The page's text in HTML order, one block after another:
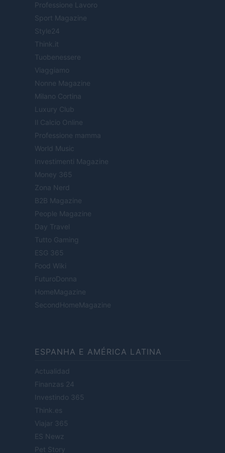
Professione Lavoro
Sport Magazine
Style24
Think.it
Tuobenessere
Viaggiamo
Nonne Magazine
Milano Cortina
Luxury Club
Il Calcio Online
Professione mamma
World Music
Investimenti Magazine
Money 365
Zona Nerd
B2B Magazine
People Magazine
Day Travel
Tutto Gaming
ESG 365
Food Wiki
FuturoDonna
HomeMagazine
SecondHomeMagazine
ESPANHA E AMÉRICA LATINA
Actualidad
Finanzas 24
Investindo 365
Think.es
Viajar 365
ES Newz
Pet Story